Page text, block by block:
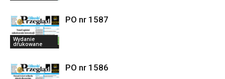
Wydanie
drukowane
PO nr 1587
PO nr 1586